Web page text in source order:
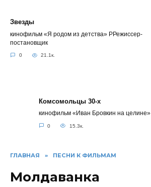
ГЛАВНАЯ » ПЕСНИ К ФИЛЬМАМ
Молдаванка
Звезды
кинофильм «Я родом из детства» РРежиссер-
постановщик
0 21.1к.
Комсомольцы 30-x
кинофильм «Иван Бровкин на целине»
0 15.3к.